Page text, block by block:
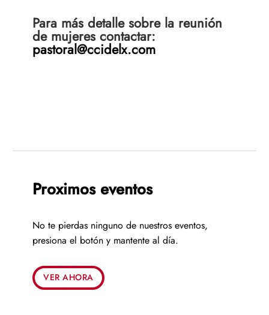
Para más detalle sobre la reunión
de mujeres contactar:
pastoral@ccidelx.com
Proximos eventos
No te pierdas ninguno de nuestros eventos,
presiona el botón y mantente al día.
VER AHORA